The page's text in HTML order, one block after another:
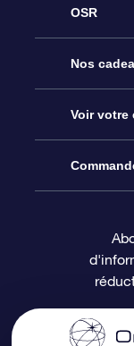
OSR
Service
À propos
Nous
Revues
Nos
Cadeau
Coffret
Carte
Voir votre
Registre
Page